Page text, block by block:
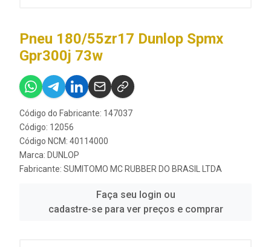
Pneu 180/55zr17 Dunlop Spmx
Gpr300j 73w
Código do Fabricante: 147037
Código: 12056
Código NCM: 40114000
Marca: DUNLOP
Fabricante: SUMITOMO MC RUBBER DO BRASIL LTDA
Faça seu login ou
cadastre-se para ver preços e comprar